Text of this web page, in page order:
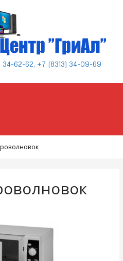
62-62, +7 (8313) 34-09-69